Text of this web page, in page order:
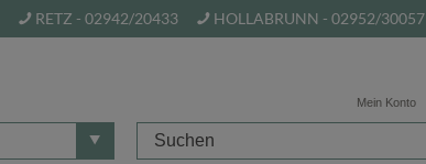
RETZ - 02942/20433 HOLLABRUNN - 02952/30057
Mein Konto